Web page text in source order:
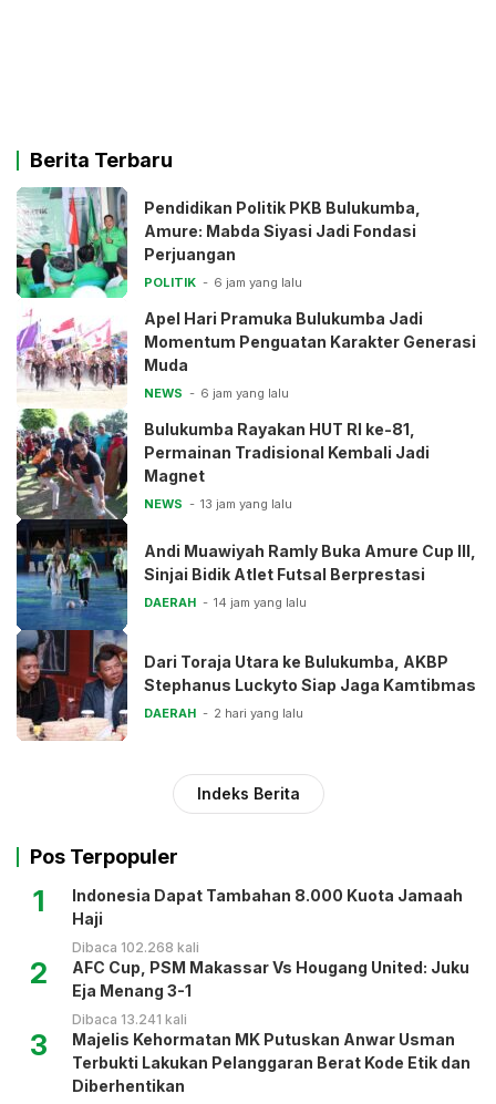
Berita Terbaru
Pendidikan Politik PKB Bulukumba,
Amure: Mabda Siyasi Jadi Fondasi
Perjuangan
POLITIK 6 jam yang lalu
Apel Hari Pramuka Bulukumba Jadi
Momentum Penguatan Karakter Generasi
Muda
NEWS 6 jam yang lalu
Bulukumba Rayakan HUT RI ke-81,
Permainan Tradisional Kembali Jadi
Magnet
NEWS 13 jam yang lalu
Andi Muawiyah Ramly Buka Amure Cup III,
Sinjai Bidik Atlet Futsal Berprestasi
DAERAH 14 jam yang lalu
Dari Toraja Utara ke Bulukumba, AKBP
Stephanus Luckyto Siap Jaga Kamtibmas
DAERAH 2 hari yang lalu
Indeks Berita
Pos Terpopuler
1
Indonesia Dapat Tambahan 8.000 Kuota Jamaah
Haji
Dibaca 102.268 kali
2
AFC Cup, PSM Makassar Vs Hougang United: Juku
Eja Menang 3-1
Dibaca 13.241 kali
3
Majelis Kehormatan MK Putuskan Anwar Usman
Terbukti Lakukan Pelanggaran Berat Kode Etik dan
Diberhentikan